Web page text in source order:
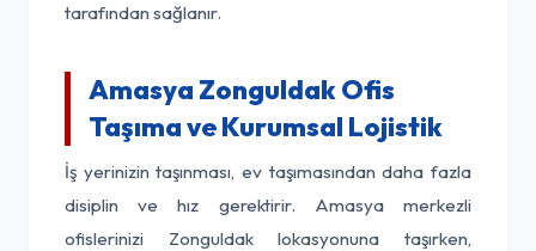
tarafından sağlanır.
Amasya Zonguldak Ofis
Taşıma ve Kurumsal Lojistik
İş yerinizin taşınması, ev taşımasından daha fazla
disiplin ve hız gerektirir. Amasya merkezli
ofislerinizi Zonguldak lokasyonuna taşırken,